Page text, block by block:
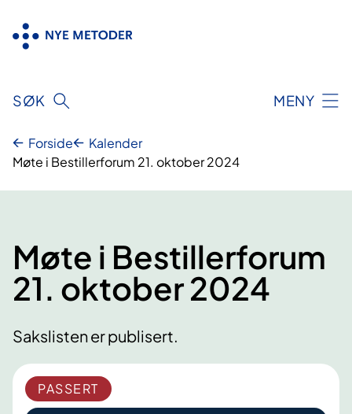
innhold
SØK MENY
Forside
Kalender
Møte i Bestillerforum 21. oktober 2024
Møte i Bestillerforum
21. oktober 2024
Sakslisten er publisert.
PASSERT